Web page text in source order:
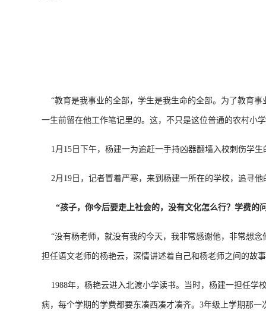
“教育是我事业的全部，学生是我生命的全部。为了教育事
一生前留在他工作笔记里的。这，不只是这位普通的农村小
1月15日下午，杨建一为追赶一手持凶器翻墙入校刺伤学
2月19日，记者冒着严寒，来到杨建一所在的学校，追寻
“孩子，你今后要走上社会的，没有文化怎么行？学费的
“没有杨老师，就没有我的今天，我非常感谢他，非常想念
担任语文老师的杨艳云，深情讲述着自己和杨老师之间的故
1988年，杨艳云进入北渡小学读书。当时，杨建一担任学
病，每个学期的学费都要东凑西凑才凑齐。3年级上学期那